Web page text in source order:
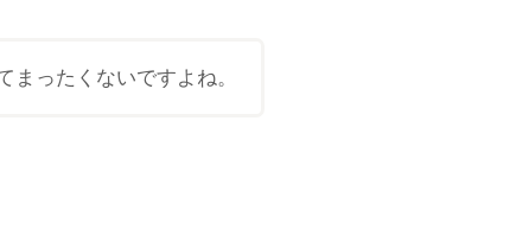
まったくないですよね。